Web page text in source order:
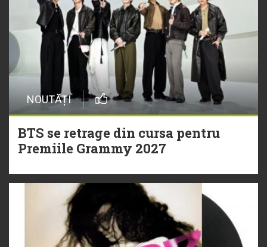
NOUTĂȚI
BTS se retrage din cursa pentru
Premiile Grammy 2027